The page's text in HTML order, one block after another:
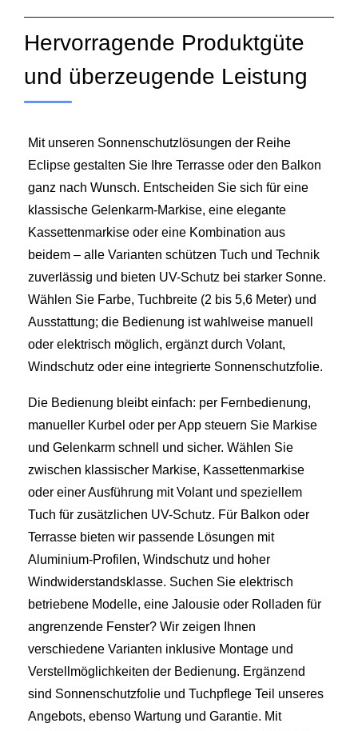
Hervorragende Produktgüte
und überzeugende Leistung
Mit unseren Sonnenschutzlösungen der Reihe
Eclipse gestalten Sie Ihre Terrasse oder den Balkon
ganz nach Wunsch. Entscheiden Sie sich für eine
klassische Gelenkarm-Markise, eine elegante
Kassettenmarkise oder eine Kombination aus
beidem – alle Varianten schützen Tuch und Technik
zuverlässig und bieten UV-Schutz bei starker Sonne.
Wählen Sie Farbe, Tuchbreite (2 bis 5,6 Meter) und
Ausstattung; die Bedienung ist wahlweise manuell
oder elektrisch möglich, ergänzt durch Volant,
Windschutz oder eine integrierte Sonnenschutzfolie.
Die Bedienung bleibt einfach: per Fernbedienung,
manueller Kurbel oder per App steuern Sie Markise
und Gelenkarm schnell und sicher. Wählen Sie
zwischen klassischer Markise, Kassettenmarkise
oder einer Ausführung mit Volant und speziellem
Tuch für zusätzlichen UV-Schutz. Für Balkon oder
Terrasse bieten wir passende Lösungen mit
Aluminium-Profilen, Windschutz und hoher
Windwiderstandsklasse. Suchen Sie elektrisch
betriebene Modelle, eine Jalousie oder Rolladen für
angrenzende Fenster? Wir zeigen Ihnen
verschiedene Varianten inklusive Montage und
Verstellmöglichkeiten der Bedienung. Ergänzend
sind Sonnenschutzfolie und Tuchpflege Teil unseres
Angebots, ebenso Wartung und Garantie. Mit